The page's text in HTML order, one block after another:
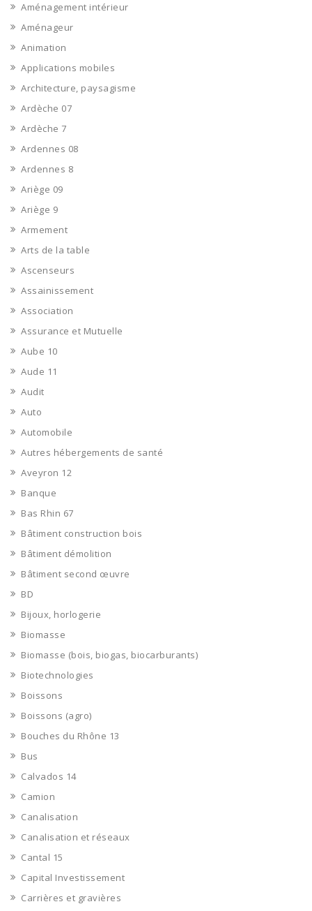
Aménagement intérieur
Aménageur
Animation
Applications mobiles
Architecture, paysagisme
Ardèche 07
Ardèche 7
Ardennes 08
Ardennes 8
Ariège 09
Ariège 9
Armement
Arts de la table
Ascenseurs
Assainissement
Association
Assurance et Mutuelle
Aube 10
Aude 11
Audit
Auto
Automobile
Autres hébergements de santé
Aveyron 12
Banque
Bas Rhin 67
Bâtiment construction bois
Bâtiment démolition
Bâtiment second œuvre
BD
Bijoux, horlogerie
Biomasse
Biomasse (bois, biogas, biocarburants)
Biotechnologies
Boissons
Boissons (agro)
Bouches du Rhône 13
Bus
Calvados 14
Camion
Canalisation
Canalisation et réseaux
Cantal 15
Capital Investissement
Carrières et gravières